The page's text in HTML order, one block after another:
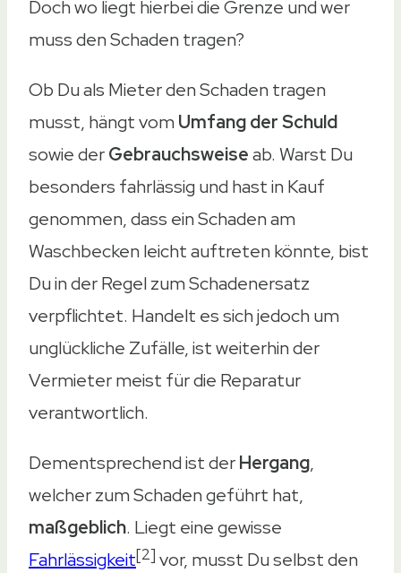
Doch wo liegt hierbei die Grenze und wer
muss den Schaden tragen?
Ob Du als Mieter den Schaden tragen
musst, hängt vomUmfang der Schuld
sowie derGebrauchsweiseab. Warst Du
besonders fahrlässig und hast in Kauf
genommen, dass ein Schaden am
Waschbecken leicht auftreten könnte, bist
Du in der Regel zum Schadenersatz
verpflichtet. Handelt es sich jedoch um
unglückliche Zufälle, ist weiterhin der
Vermieter meist für die Reparatur
verantwortlich.
Dementsprechend ist derHergang,
welcher zum Schaden geführt hat,
maßgeblich. Liegt eine gewisse
Fahrlässigkeit[2] vor, musst Du selbst den